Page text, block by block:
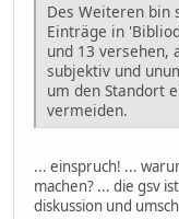
Des Weiteren bin
Einträge in
und 13 versehen,
subjektiv und
um den Standort
vermeiden.
... einspruch! ...
machen? ... die gsv
diskussion und